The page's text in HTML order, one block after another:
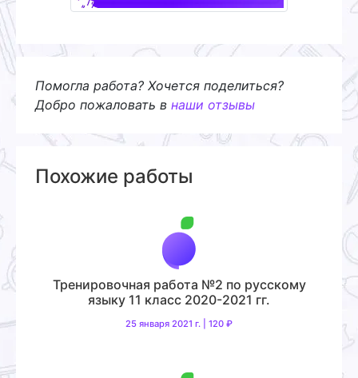
Помогла работа? Хочется поделиться?
Добро пожаловать в наши отзывы
Похожие работы
Тренировочная работа №2 по русскому
языку 11 класс 2020-2021 гг.
25 января 2021 г. | 120 ₽